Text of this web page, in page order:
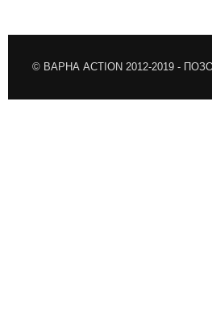
© ВАРНА ACTION 2012-2019 -